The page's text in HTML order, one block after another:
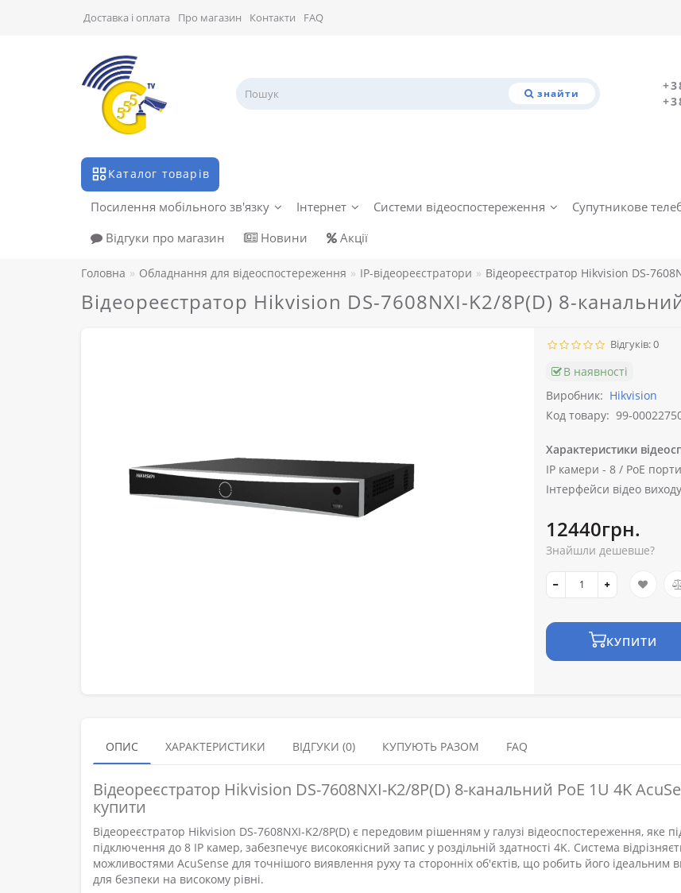
Доставка і оплата Про магазин Контакти FAQ
знайти
Каталог товарів
Посилення мобільного зв'язку Інтернет Системи відеоспостереження Супутникове
Відгуки про магазин
Новини Акції
Головна Обладнання для відеоспостереження IP-відеореєстратори Відеореєстратор Hikvision DS-
Відеореєстратор Hikvision DS-7608NXI-K2/8P(D) 8-
Відгуків: 0
В наявності
Виробник: Hikvision
Код товару: 99-
Характеристики
IP камери - 8 / PoE
Інтерфейси відео
12440грн.
Знайшли дешевше?
КУПИТИ
ОПИС ХАРАКТЕРИСТИКИ ВІДГУКИ (0) КУПУЮТЬ РАЗОМ FAQ
Відеореєстратор Hikvision DS-7608NXI-K2/8P(D) 8-канальний PoE 1U 4K
купити
Відеореєстратор Hikvision DS-7608NXI-K2/8P(D) є передовим рішенням у галузі відеоспостереження, яке
підключення до 8 IP камер, забезпечує високоякісний запис у роздільній здатності 4K. Система
можливостями AcuSense для точнішого виявлення руху та сторонніх об'єктів, що робить його ідеальним
для безпеки на високому рівні.